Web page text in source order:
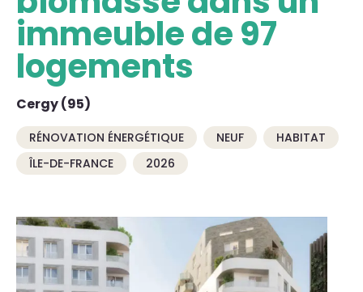
immeuble de 97
logements
Cergy (95)
RÉNOVATION ÉNERGÉTIQUE NEUF
HABITAT
ÎLE-DE-FRANCE
2026